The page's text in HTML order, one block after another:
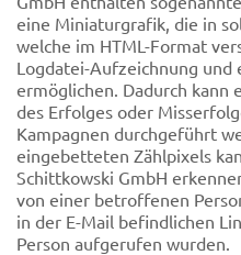
eine Miniaturgrafik, die in
welche im HTML-Format
Logdatei-Aufzeichnung und
ermöglichen. Dadurch kann
des Erfolges oder
Kampagnen durchgeführt
eingebetteten Zählpixels
Schittkowski GmbH
von einer betroffenen
in der E-Mail befindlichen
Person aufgerufen wurden.